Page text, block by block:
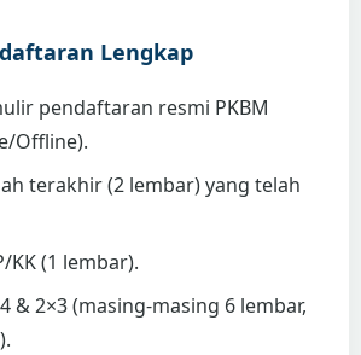
Lengkap
pendaftaran resmi PKBM
Offline).
terakhir (2 lembar) yang telah
KK (1 lembar).
& 2×3 (masing-masing 6 lembar,